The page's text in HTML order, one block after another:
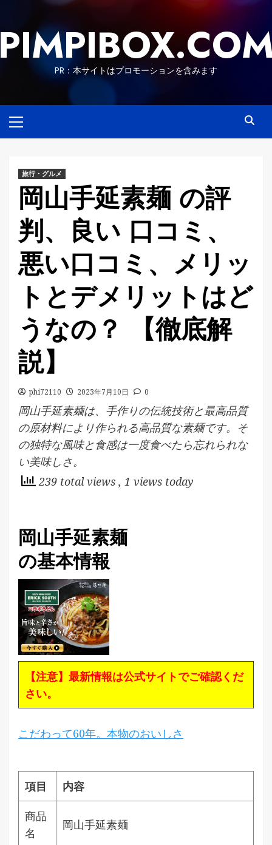
content
PR：本サイトはプロモーションを含みます
Menu
旅行・グルメ
岡山手延素麺 の評
判、良い 口コミ、
悪い口コミ、メリッ
トとデメリットはど
うなの？ 【徹底解
説】
phi72110 2023年7月10日 0
岡山手延素麺は、手作りの伝統技術と最高品質
の原材料により作られる高品質な素麺です。そ
の独特な風味と食感は一度食べたら忘れられな
い美味しさ。
239 total views , 1 views today
岡山手延素麺
の基本情報
【注意】最新情報は公式サイトでご確認くだ
さい。
こだわって60年。本物のおいしさ
項目 内容
商品
名
岡山手延素麺